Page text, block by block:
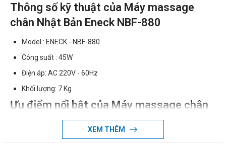
Thông số kỹ thuật của Máy massage
chân Nhật Bản Eneck NBF-880
Model : ENECK - NBF-880
Công suất : 45W
Điện áp: AC 220V - 60Hz
Khối lượng: 7 Kg
Ưu điểm nổi bật của Máy massage chân
Nhật Bản Eneck NBF-880
Chăm sóc sức khỏe, massage, giảm mệt mỏi.
XEM THÊM